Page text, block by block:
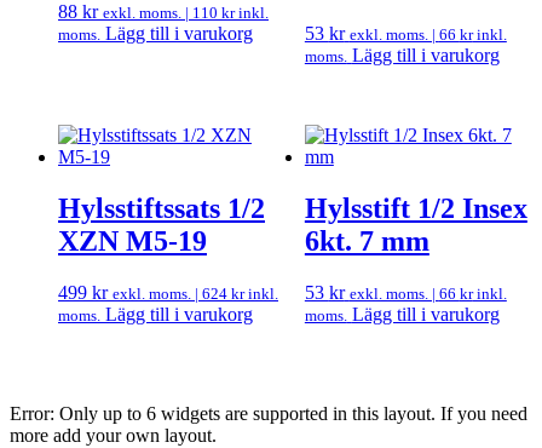
88 kr exkl. moms. | 110 krinkl.
moms. Lägg till i varukorg 53 kr exkl. moms. | 66 krinkl.
moms. Lägg till i varukorg
Hylsstiftssats 1/2
XZN M5-19
499 kr exkl. moms. | 624 krinkl.
moms. Lägg till i varukorg
Hylsstift 1/2 Insex
6kt. 7 mm
53 kr exkl. moms. | 66 krinkl.
moms. Lägg till i varukorg
Error: Only up to 6 widgets are supported in this layout. If you need
more add your own layout.